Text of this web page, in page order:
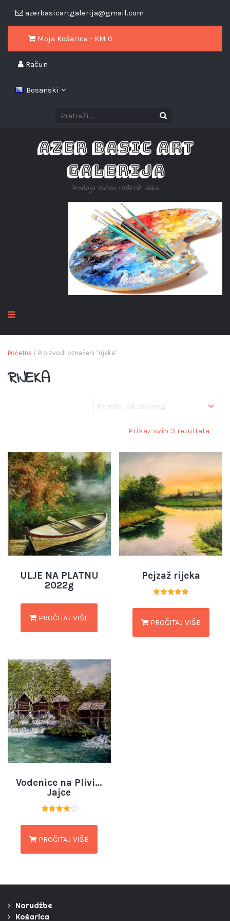
azerbasicartgalerija@gmail.com
Moja Košarica - KM 0
Račun
Bosanski
AZER BASIC ART
GALERIJA
Prodaja ručno rađenih slika
Početna / Proizvodi označeni “rijeka”
RIJEKA
Prikaz svih 3 rezultata
ULJE NA PLATNU
2022g
PROČITAJ VIŠE
Pejzaž rijeka
5.00
PROČITAJ VIŠE
Vodenice na Plivi…
Jajce
4.00
PROČITAJ VIŠE
Narudžbe
Košarica